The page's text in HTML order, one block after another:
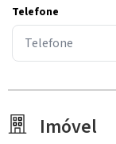
Telefone
Imóvel